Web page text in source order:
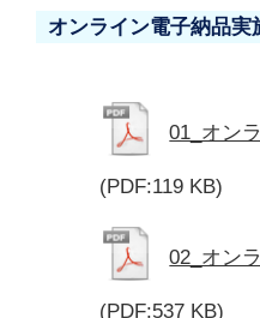
オンライン電子納品実
01_オン
(PDF:119 KB)
02_オン
(PDF:537 KB)